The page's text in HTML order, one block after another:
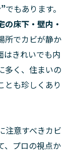
でもあります。
の床下・壁内・
所でカビが静か
はきれいでも内
多く、住まいの
とも珍しくあり
注意すべきカビ
、プロの視点か